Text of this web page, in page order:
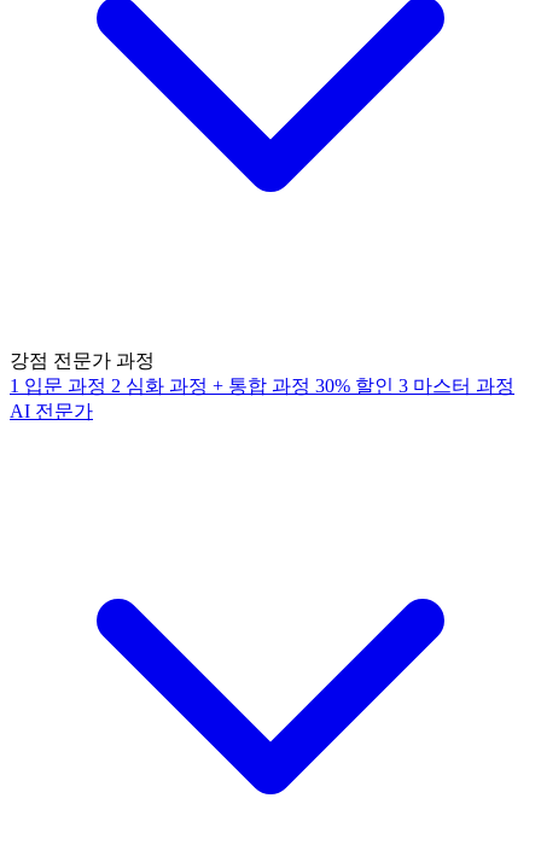
강점 전문가 과정
1 입문 과정 2 심화 과정 + 통합 과정 30% 할인 3 마스터 과정
AI 전문가